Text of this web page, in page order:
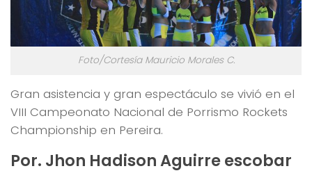
Foto/Cortesía Mauricio Morales C.
Gran asistencia y gran espectáculo se vivió en el
VIII Campeonato Nacional de Porrismo Rockets
Championship en Pereira.
Por. Jhon Hadison Aguirre escobar